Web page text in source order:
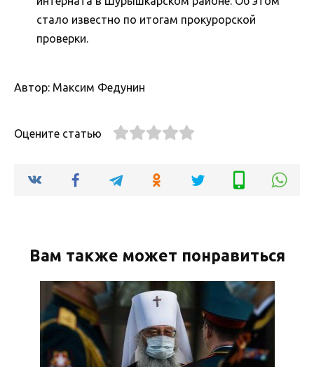
стало известно по итогам прокурорской
проверки.
Автор: Максим Федунин
Оцените статью
Вам также может понравиться